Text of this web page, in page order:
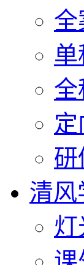
全
单
全
定
研
清风
灯